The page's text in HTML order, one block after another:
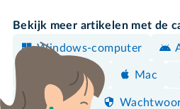
Bekijk meer artikelen met de
Windows-computer
iPhone/iPad Mac
Facebook